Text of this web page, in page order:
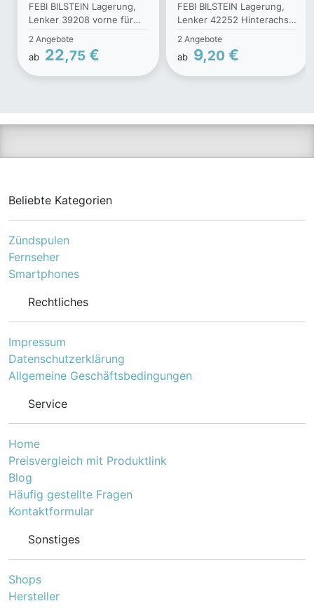
39208
Querlenkerbuchse,Que
rlenkergummi
FORD,VOLVO,MONDE
O IV Turnier (BA7),S-
(BA7)
FEBI BILSTEIN Lagerung,
Lenker 39208 vorne für
Ford Volvo
2 Angebote
ab 22,75 €
42252
Querlenkerbuchse,Que
rlenkergummi
SUZUKI,JIMNY
(FJ),JIMNY
FEBI BILSTEIN Lagerung,
Lenker 42252 Hinterachse
rechts für Suzuki
2 Angebote
ab 9,20 €
Beliebte Kategorien
Zündspulen
Fernseher
Smartphones
Rechtliches
Impressum
Datenschutzerklärung
Allgemeine Geschäftsbedingungen
Service
Home
Preisvergleich mit Produktlink
Blog
Häufig gestellte Fragen
Kontaktformular
Sonstiges
Shops
Hersteller